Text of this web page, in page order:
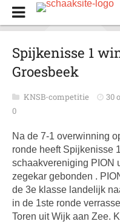
Spijkenisse 1
Groesbeek
KNSB-competitie 30
0
Na de 7-1 overwinning
ronde heeft Spijkenisse
schaakvereniging PION
zegekar gebonden .
de 3e klasse landelijk
in de 1ste ronde
Toren uit Wijk aan Zee.